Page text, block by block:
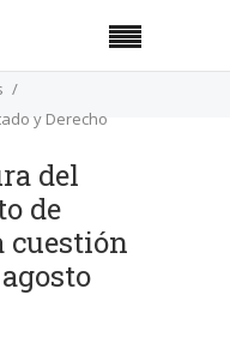
y Derecho
el voto de
(16
del
de
cuestión